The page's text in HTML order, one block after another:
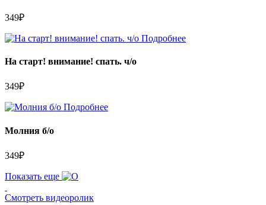
349₽
Подробнее
На старт! внимание! спать. ч/о
349₽
Подробнее
Молния б/о
349₽
Показать еще
Смотреть видеоролик